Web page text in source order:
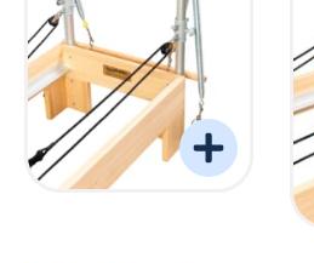
Torre Barreformer